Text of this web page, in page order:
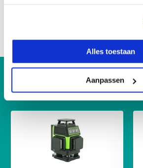
Alles toestaan
Aanpassen
KIJK OOK HIER EENS NAAR
Vergelijkbare producten: